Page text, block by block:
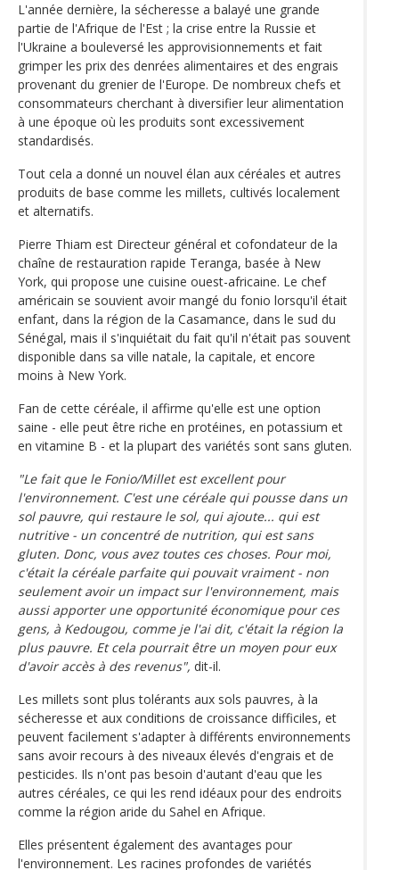
L'année dernière, la sécheresse a balayé une grande
partie de l'Afrique de l'Est ; la crise entre la Russie et
l'Ukraine a bouleversé les approvisionnements et fait
grimper les prix des denrées alimentaires et des engrais
provenant du grenier de l'Europe. De nombreux chefs et
consommateurs cherchant à diversifier leur alimentation
à une époque où les produits sont excessivement
standardisés.
Tout cela a donné un nouvel élan aux céréales et autres
produits de base comme les millets, cultivés localement
et alternatifs.
Pierre Thiam est Directeur général et cofondateur de la
chaîne de restauration rapide Teranga, basée à New
York, qui propose une cuisine ouest-africaine. Le chef
américain se souvient avoir mangé du fonio lorsqu'il était
enfant, dans la région de la Casamance, dans le sud du
Sénégal, mais il s'inquiétait du fait qu'il n'était pas souvent
disponible dans sa ville natale, la capitale, et encore
moins à New York.
Fan de cette céréale, il affirme qu'elle est une option
saine - elle peut être riche en protéines, en potassium et
en vitamine B - et la plupart des variétés sont sans gluten.
"Le fait que le Fonio/Millet est excellent pour
l'environnement. C'est une céréale qui pousse dans un
sol pauvre, qui restaure le sol, qui ajoute... qui est
nutritive - un concentré de nutrition, qui est sans
gluten. Donc, vous avez toutes ces choses. Pour moi,
c'était la céréale parfaite qui pouvait vraiment - non
seulement avoir un impact sur l'environnement, mais
aussi apporter une opportunité économique pour ces
gens, à Kedougou, comme je l'ai dit, c'était la région la
plus pauvre. Et cela pourrait être un moyen pour eux
d'avoir accès à des revenus", dit-il.
Les millets sont plus tolérants aux sols pauvres, à la
sécheresse et aux conditions de croissance difficiles, et
peuvent facilement s'adapter à différents environnements
sans avoir recours à des niveaux élevés d'engrais et de
pesticides. Ils n'ont pas besoin d'autant d'eau que les
autres céréales, ce qui les rend idéaux pour des endroits
comme la région aride du Sahel en Afrique.
Elles présentent également des avantages pour
l'environnement. Les racines profondes de variétés